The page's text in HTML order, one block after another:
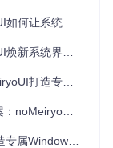
"全局字体设
界面焕发新生
面体验全指南
专属视觉体验
界面重获清晰锐利
视觉体验